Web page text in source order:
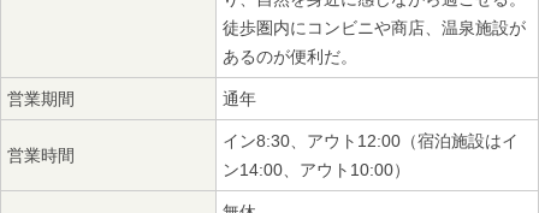
徒歩圏内にコンビニや商店、温泉施設が
あるのが便利だ。
営業期間 通年
営業時間
イン8:30、アウト12:00（宿泊施設はイ
ン14:00、アウト10:00）